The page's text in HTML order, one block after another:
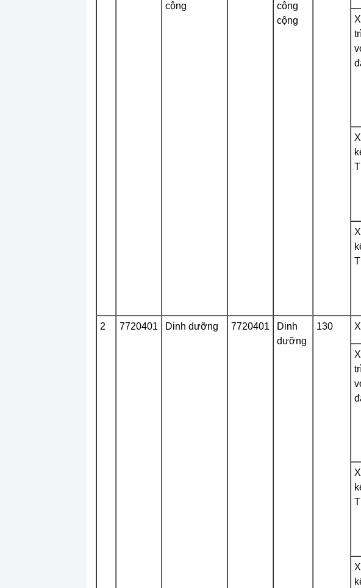
cộng
công
cộng
2 7720401 Dinh dưỡng 7720401
Dinh
dưỡng
130